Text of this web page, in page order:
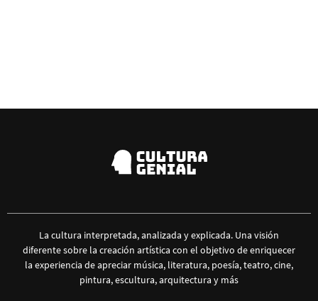
La cultura interpretada, analizada y explicada. Una visión
diferente sobre la creación artística con el objetivo de enriquecer
la experiencia de apreciar música, literatura, poesía, teatro, cine,
pintura, escultura, arquitectura y más